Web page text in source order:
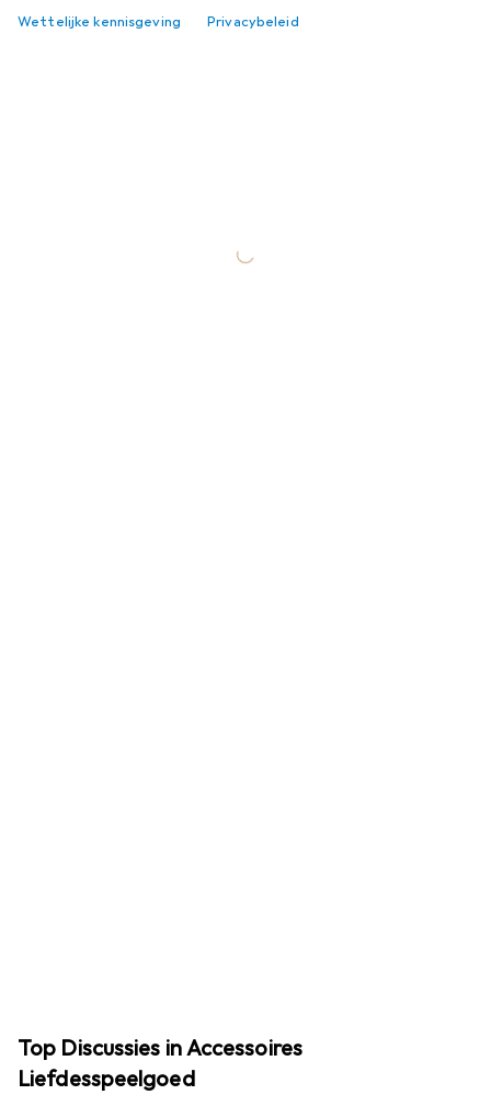
Wettelijke kennisgeving Privacybeleid
Top Discussies in Accessoires
Liefdesspeelgoed